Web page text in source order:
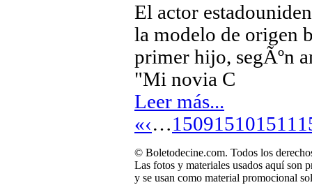
El actor
la modelo de origen
primer hijo, segÃºn
"Mi novia C
Leer más...
«‹…150915101511
© Boletodecine.com. Todos los
Las fotos y materiales usados aquí son
y se usan como material promocional